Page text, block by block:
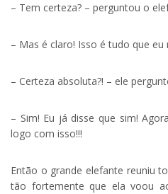
– Tem certeza? – perguntou o
– Mas é claro! Isso é tudo que eu
– Certeza absoluta?! – ele
– Sim! Eu já disse que sim!
logo com isso!!!
Então o grande elefante reuniu
tão fortemente que ela voou